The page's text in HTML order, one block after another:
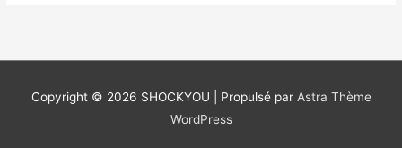
Copyright © 2026 SHOCKYOU | Propulsé par Astra Thème
WordPress